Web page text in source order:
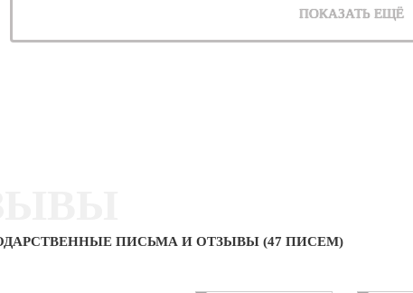
ПОКАЗАТЬ ЕЩЁ
ПИСЬМА И ОТЗЫВЫ (47 ПИСЕМ)